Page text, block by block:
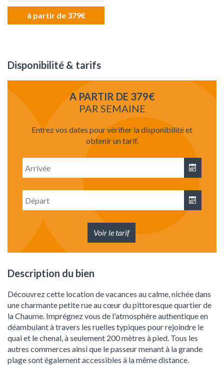
à partir de 379€
Disponibilité & tarifs
A PARTIR DE 379€
PAR SEMAINE
Entrez vos dates pour vérifier la disponibilité et
obtenir un tarif.
Voir le tarif
Description du bien
Découvrez cette location de vacances au calme, nichée dans
une charmante petite rue au cœur du pittoresque quartier de
la Chaume. Imprégnez vous de l'atmosphère authentique en
déambulant à travers les ruelles typiques pour rejoindre le
quai et le chenal, à seulement 200 mètres à pied. Tous les
autres commerces ainsi que le passeur menant à la grande
plage sont également accessibles à la même distance.